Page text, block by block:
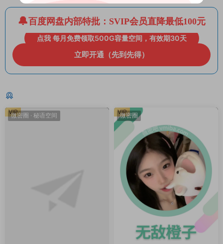
百度网盘内部特批：SVIP会员直降最低100元
点我 每月免费领取500G容量空间，有效期30天
立即开通（先到先得）
微密圈 · 秘语空间
VIP 微密圈
VIP